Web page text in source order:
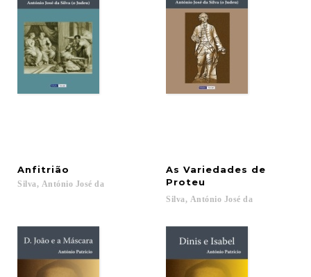
Anfitrião
Silva, António José da
As Variedades de
Proteu
Silva, António José da